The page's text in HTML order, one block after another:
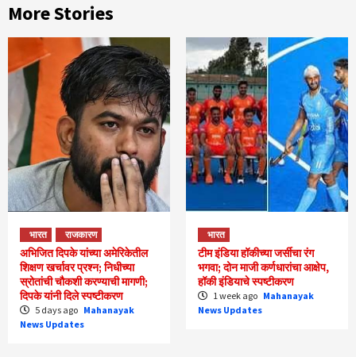
More Stories
भारत राजकारण
अभिजित दिपके यांच्या अमेरिकेतील
शिक्षण खर्चावर प्रश्न; निधीच्या
स्रोतांची चौकशी करण्याची मागणी;
दिपके यांनी दिले स्पष्टीकरण
5 days ago Mahanayak
News Updates
भारत
टीम इंडिया हॉकीच्या जर्सीचा रंग
भगवा; दोन माजी कर्णधारांचा आक्षेप,
हॉकी इंडियाचे स्पष्टीकरण
1 week ago Mahanayak
News Updates